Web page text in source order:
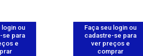
login ou
se para
e
Faça seu login ou
cadastre-se para
ver preços e
comprar